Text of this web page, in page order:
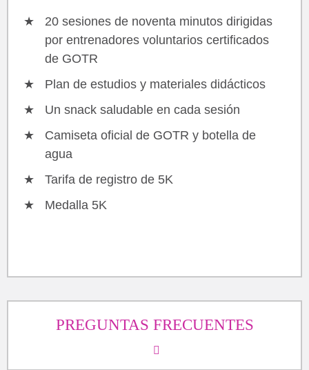
20 sesiones de noventa minutos dirigidas
por entrenadores voluntarios certificados
de GOTR
Plan de estudios y materiales didácticos
Un snack saludable en cada sesión
Camiseta oficial de GOTR y botella de
agua
Tarifa de registro de 5K
Medalla 5K
PREGUNTAS FRECUENTES